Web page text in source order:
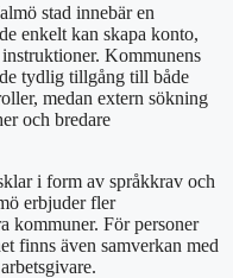
stad innebär en
enkelt kan skapa konto,
Kommunens
tydlig tillgång till både
medan extern sökning
och bredare
i form av språkkrav och
erbjuder fler
kommuner. För personer
finns även samverkan med